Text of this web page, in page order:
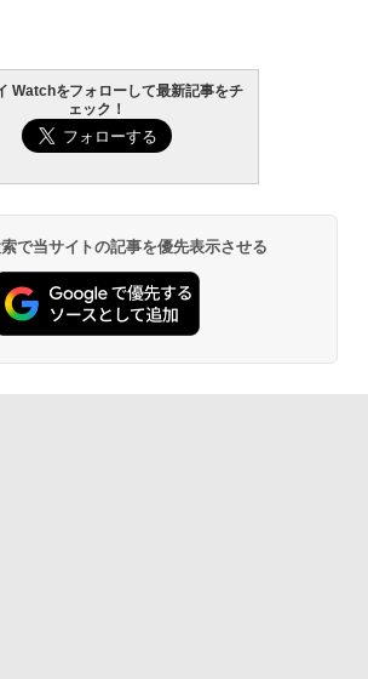
Watchをフォローして最新記事をチ
ェック！
で当サイトの記事を優先表示させる